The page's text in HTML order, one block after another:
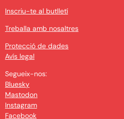
Inscriu-te al butlletí
Treballa amb nosaltres
Protecció de dades
Avís legal
Segueix-nos:
Bluesky
Mastodon
Instagram
Facebook